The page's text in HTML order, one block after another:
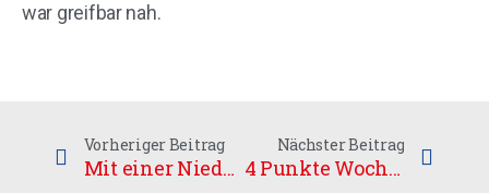
war greifbar nah.
Vorheriger Beitrag
Mit einer Niederlage, aber trotzdem frohen Mutes in die Play-Offs
Nächster Beitrag
4 Punkte Wochenende sichert Platz 1